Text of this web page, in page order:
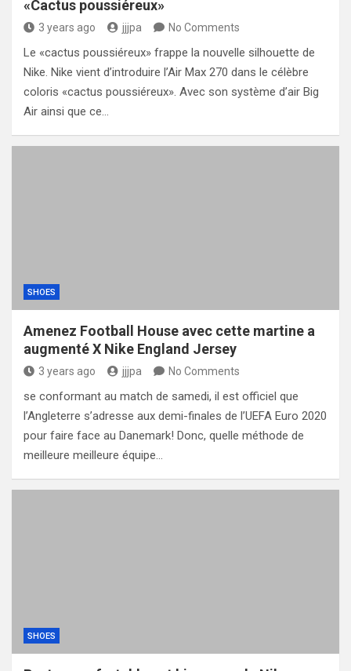
«Cactus poussiéreux»
3 years ago jjjpa No Comments
Le «cactus poussiéreux» frappe la nouvelle silhouette de
Nike. Nike vient d’introduire l’Air Max 270 dans le célèbre
coloris «cactus poussiéreux». Avec son système d’air Big
Air ainsi que ce…
SHOES
Amenez Football House avec cette martine a
augmenté X Nike England Jersey
3 years ago jjjpa No Comments
se conformant au match de samedi, il est officiel que
l’Angleterre s’adresse aux demi-finales de l’UEFA Euro 2020
pour faire face au Danemark! Donc, quelle méthode de
meilleure meilleure équipe…
SHOES